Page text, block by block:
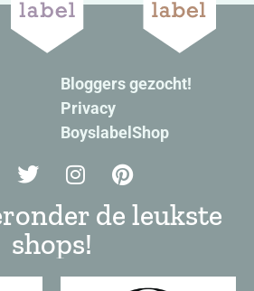
Bloggers gezocht!
Privacy
BoyslabelShop
de leukste
shops!